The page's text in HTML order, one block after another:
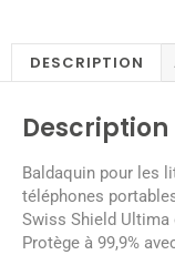
DESCRIPTION
Description
Baldaquin pour les
téléphones
Swiss Shield Ultima
Protège à 99,9%